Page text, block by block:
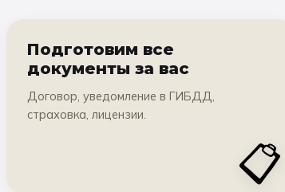
Подготовим все
документы за вас
Договор, уведомление в ГИБДД,
страховка, лицензии.
📋